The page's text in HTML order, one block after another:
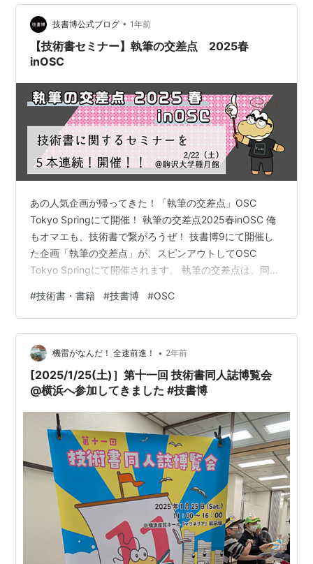
技書博公式ブログ • 1年前
【技術書セミナー】執筆の交差点 2025春
inOSC
あの人気企画が帰ってきた！「執筆の交差点」OSC
Tokyo Springにて開催！ 執筆の交差点2025春inOSC 俺
もオマエも、技術書で繋がろうぜ！ 技書博9にて開催し
た企画「執筆の交差点」が、スピンアウトしてOSC
Tokyo Springにて開催されます。 執筆の交差点は、同人
人」を結ぶ企画です。参加費無料！ 技書博では、技術者
が「書くことをはじめとしたアウトプットをすること」
「読むことをはじめとしたインプットをすること」を応
援しています。この企画も、その活動の一環です。 前回
の技書博9では、商業誌の編集者に登壇してもらったり、
会場にて…
#技術書・書籍 #技書博 #OSC
機雷がなんだ！ 全速前進！ • 2年前
[2025/1/25(土)］第十一回 技術書同人誌博覧会
@横浜へ参加してきました #技書博